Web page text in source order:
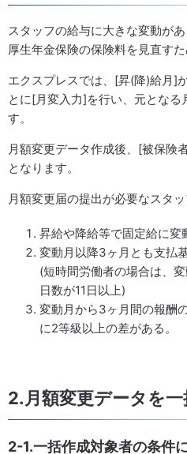
スタッフの給与に大きな変動が
厚生年金保険の保険料を見直す
エクスプレスでは、[昇(降)給月]
とに[月変入力]を行い、元となる
す。
月額変更データ作成後、[被保険
となります。
月額変更届の提出が必要なスタ
昇給や降給等で固定給に変
変動月以降3ヶ月とも支払
(短時間労働者の場合は、
日数が11日以上)
変動月から3ヶ月間の報酬
に2等級以上の差がある。
2.月額変更データを
2-1.一括作成対象者の条件